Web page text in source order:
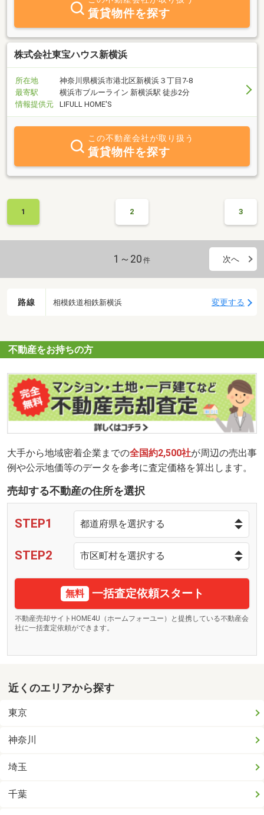
賃貸物件を探す
株式会社東宝ハウス新横浜
所在地
神奈川県横浜市港北区新横浜３丁目7-8
最寄駅
横浜市ブルーライン 新横浜駅 徒歩2分
情報提供元
LIFULL HOME'S
この不動産会社が取り扱う
賃貸物件を探す
1 2 3
1～20 件 次へ
路線 相模鉄道相鉄新横浜 変更する
不動産をお持ちの方
大手から地域密着企業までの全国約2,500社が周辺の売出事
例や公示地価等のデータを参考に査定価格を算出します。
売却する不動産の住所を選択
STEP1
STEP2
無料 一括査定依頼スタート
不動産売却サイトHOME4U（ホームフォーユー）と提携している不動産会
社に一括査定依頼ができます。
近くのエリアから探す
東京
神奈川
埼玉
千葉